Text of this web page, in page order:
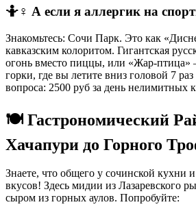
🤷♀️ А если я аллергик на
Знакомьтесь: Сочи Парк. Это как
кавказским колоритом. Гигантская
огонь вместо пиццы, или «Жар-птица»
горки, где вы летите вниз головой 7
вопроса: 2500 руб за день нелимитных
🍽️ Гастрономический
Хачапури до Горного
Знаете, что общего у сочинской кухни
вкусов! Здесь мидии из Лазаревского
сыром из горных аулов. Попробуйте: